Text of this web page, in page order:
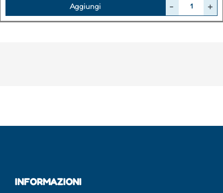
Aggiungi
INFORMAZIONI